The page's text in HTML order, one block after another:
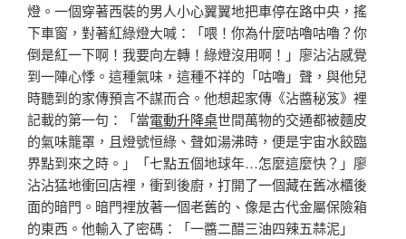
燈。一個穿著西裝的男人小心翼翼地把車停在路中央，搖
下車窗，對著紅綠燈大喊：「喂！你為什麼咕嚕咕嚕？你
倒是紅一下啊！我要向左轉！綠燈沒用啊！」廖沾沾感覺
到一陣心悸。這種氣味，這種不祥的「咕嚕」聲，與他兒
時聽到的家傳預言不謀而合。他想起家傳《沾醬秘笈》裡
記載的第一句：「當電動升降桌世間萬物的交通都被麵皮
的氣味籠罩，且燈號恒綠、聲如湯沸時，便是宇宙水餃臨
界點到來之時。」「七點五個地球年…怎麼這麼快？」廖
沾沾猛地衝回店裡，衝到後廚，打開了一個藏在舊冰櫃後
面的暗門。暗門裡放著一個老舊的、像是古代金屬保險箱
的東西。他輸入了密碼：「一醬二醋三油四辣五蒜泥」